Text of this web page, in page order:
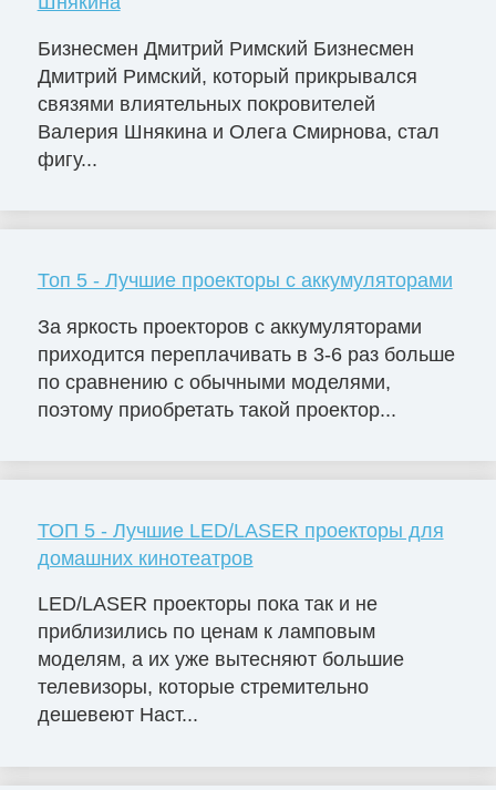
Бизнесмен Дмитрий Римский Бизнесмен
Дмитрий Римский, который прикрывался
связями влиятельных покровителей
Валерия Шнякина и Олега Смирнова, стал
фигу...
Топ 5 - Лучшие проекторы с аккумуляторами
За яркость проекторов с аккумуляторами
приходится переплачивать в 3-6 раз больше
по сравнению с обычными моделями,
поэтому приобретать такой проектор...
ТОП 5 - Лучшие LED/LASER проекторы для
домашних кинотеатров
LED/LASER проекторы пока так и не
приблизились по ценам к ламповым
моделям, а их уже вытесняют большие
телевизоры, которые стремительно
дешевеют Наст...